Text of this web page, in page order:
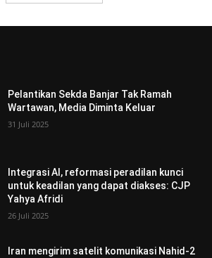
Pelantikan Sekda Banjar Tak Ramah
Wartawan, Media Diminta Keluar
31 Juli 2025
Integrasi AI, reformasi peradilan kunci
untuk keadilan yang dapat diakses: CJP
Yahya Afridi
26 Juli 2025
Iran mengirim satelit komunikasi Nahid-2